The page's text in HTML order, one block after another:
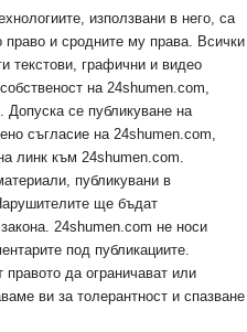
използвани в него, са
право и сродните му права. Всички
текстови, графични и видео
на 24shumen.com,
Допуска се публикуване на
съгласие на 24shumen.com,
линк към 24shumen.com.
публикувани в
ще бъдат
24shumen.com не носи
под публикациите.
правото да ограничават или
ви за толерантност и спазване